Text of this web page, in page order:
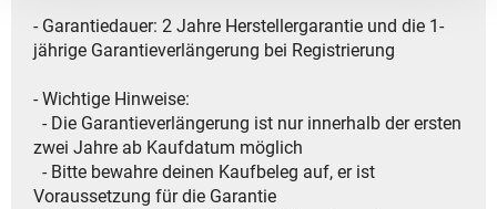
- Garantiedauer: 2 Jahre Herstellergarantie und die 1-
jährige Garantieverlängerung bei Registrierung
- Wichtige Hinweise:
- Die Garantieverlängerung ist nur innerhalb der ersten
zwei Jahre ab Kaufdatum möglich
- Bitte bewahre deinen Kaufbeleg auf, er ist
Voraussetzung für die Garantie